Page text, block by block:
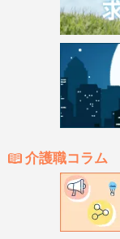
介護職コラム